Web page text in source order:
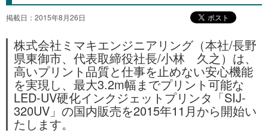
掲載日：2015年8月26日
株式会社ミマキエンジニアリング（本社/長野
県東御市、代表取締役社長/小林 久之）は、
高いプリント品質と仕事を止めない安心機能
を実現し、最大3.2m幅までプリント可能な
LED-UV硬化インクジェットプリンタ「SIJ-
320UV」の国内販売を2015年11月から開始い
たします。